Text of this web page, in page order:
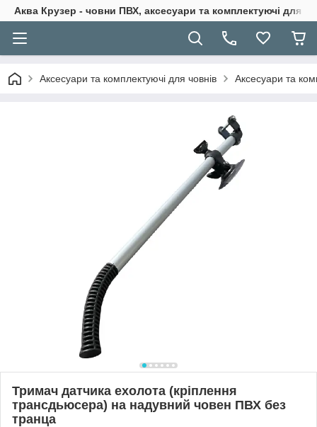
Аква Крузер - човни ПВХ, аксесуари та комплектуючі для
Аксесуари та комплектуючі для човнів Аксесуари та
Тримач датчика ехолота (кріплення
трансдьюсера) на надувний човен ПВХ без
транца